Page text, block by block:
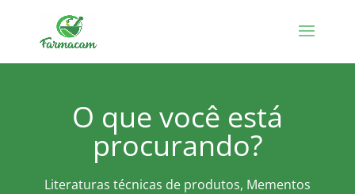
O que você está
procurando?
Literaturas técnicas de produtos, Mementos